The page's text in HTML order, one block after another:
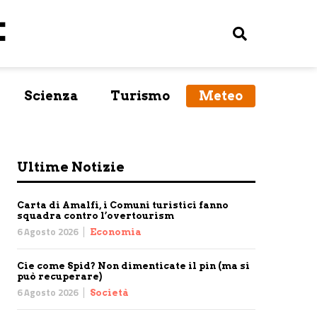
Scienza Turismo Meteo
Ultime Notizie
Carta di Amalfi, i Comuni turistici fanno
squadra contro l’overtourism
6 Agosto 2026 Economia
Cie come Spid? Non dimenticate il pin (ma si
può recuperare)
6 Agosto 2026 Società